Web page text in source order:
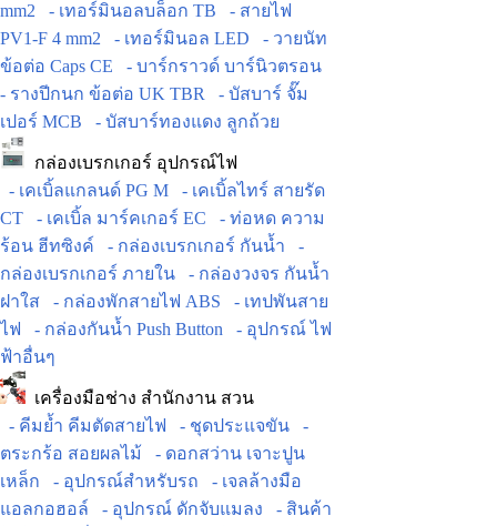
mm2
- เทอร์มินอลบล็อก TB
- สายไฟ
PV1-F 4 mm2
- เทอร์มินอล LED
- วายนัท
ข้อต่อ Caps CE
- บาร์กราวด์ บาร์นิวตรอน
- รางปีกนก ข้อต่อ UK TBR
- บัสบาร์ จั๊ม
เปอร์ MCB
- บัสบาร์ทองแดง ลูกถ้วย
กล่องเบรกเกอร์ อุปกรณ์ไฟ
- เคเบิ้ลแกลนด์ PG M
- เคเบิ้ลไทร์ สายรัด
CT
- เคเบิ้ล มาร์คเกอร์ EC
- ท่อหด ความ
ร้อน ฮีทซิงค์
- กล่องเบรกเกอร์ กันน้ำ
-
กล่องเบรกเกอร์ ภายใน
- กล่องวงจร กันน้ำ
ฝาใส
- กล่องพักสายไฟ ABS
- เทปพันสาย
ไฟ
- กล่องกันน้ำ Push Button
- อุปกรณ์ ไฟ
ฟ้าอื่นๆ
เครื่องมือช่าง สำนักงาน สวน
- คีมย้ำ คีมตัดสายไฟ
- ชุดประแจขัน
-
ตระกร้อ สอยผลไม้
- ดอกสว่าน เจาะปูน
เหล็ก
- อุปกรณ์สำหรับรถ
- เจลล้างมือ
แอลกอฮอล์
- อุปกรณ์ ดักจับแมลง
- สินค้า